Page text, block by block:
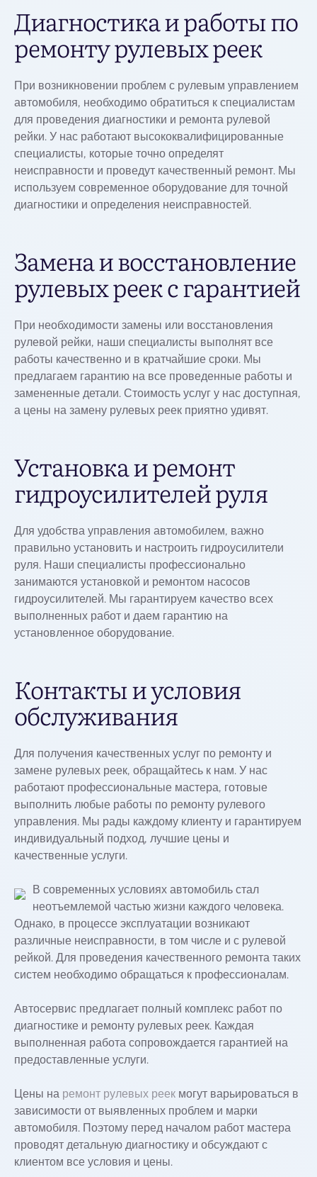
Диагностика и работы по
ремонту рулевых реек
При возникновении проблем с рулевым управлением
автомобиля, необходимо обратиться к специалистам
для проведения диагностики и ремонта рулевой
рейки. У нас работают высококвалифицированные
специалисты, которые точно определят
неисправности и проведут качественный ремонт. Мы
используем современное оборудование для точной
диагностики и определения неисправностей.
Замена и восстановление
рулевых реек с гарантией
При необходимости замены или восстановления
рулевой рейки, наши специалисты выполнят все
работы качественно и в кратчайшие сроки. Мы
предлагаем гарантию на все проведенные работы и
замененные детали. Стоимость услуг у нас доступная,
а цены на замену рулевых реек приятно удивят.
Установка и ремонт
гидроусилителей руля
Для удобства управления автомобилем, важно
правильно установить и настроить гидроусилители
руля. Наши специалисты профессионально
занимаются установкой и ремонтом насосов
гидроусилителей. Мы гарантируем качество всех
выполненных работ и даем гарантию на
установленное оборудование.
Контакты и условия
обслуживания
Для получения качественных услуг по ремонту и
замене рулевых реек, обращайтесь к нам. У нас
работают профессиональные мастера, готовые
выполнить любые работы по ремонту рулевого
управления. Мы рады каждому клиенту и гарантируем
индивидуальный подход, лучшие цены и
качественные услуги.
В современных условиях автомобиль стал
неотъемлемой частью жизни каждого человека.
Однако, в процессе эксплуатации возникают
различные неисправности, в том числе и с рулевой
рейкой. Для проведения качественного ремонта таких
систем необходимо обращаться к профессионалам.
Автосервис предлагает полный комплекс работ по
диагностике и ремонту рулевых реек. Каждая
выполненная работа сопровождается гарантией на
предоставленные услуги.
Цены на ремонт рулевых реек могут варьироваться в
зависимости от выявленных проблем и марки
автомобиля. Поэтому перед началом работ мастера
проводят детальную диагностику и обсуждают с
клиентом все условия и цены.